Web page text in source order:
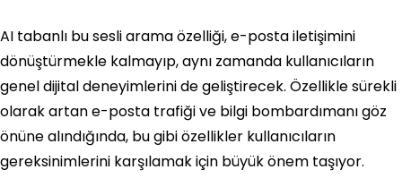
AI tabanlı bu sesli arama özelliği, e-posta iletişimini
dönüştürmekle kalmayıp, aynı zamanda kullanıcıların
genel dijital deneyimlerini de geliştirecek. Özellikle sürekli
olarak artan e-posta trafiği ve bilgi bombardımanı göz
önüne alındığında, bu gibi özellikler kullanıcıların
gereksinimlerini karşılamak için büyük önem taşıyor.